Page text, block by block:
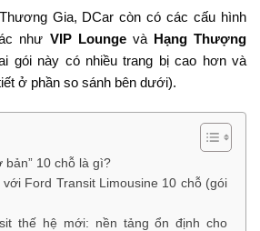
Gia, DCar còn có các cấu hình
như VIP Loungevà Hạng Thượng
gói này có nhiều trang bị cao hơn và
ở phần so sánh bên dưới).
bản” 10 chỗ là gì?
Ford Transit Limousine 10 chỗ (gói
thế hệ mới: nền tảng ổn định cho